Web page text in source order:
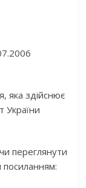
яка здійснює
України
переглянути